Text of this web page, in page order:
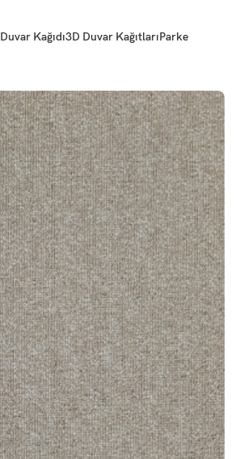
Duvar Kağıdı3D Duvar KağıtlarıParke